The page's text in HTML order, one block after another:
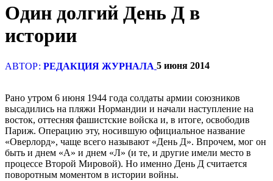
Один долгий День Д в
истории
АВТОР: РЕДАКЦИЯ ЖУРНАЛА 5 июня 2014
Рано утром 6 июня 1944 года солдаты армии союзников
высадились на пляжи Нормандии и начали наступление на
восток, оттесняя фашистские войска и, в итоге, освободив
Париж. Операцию эту, носившую официальное название
«Оверлорд», чаще всего называют «День Д». Впрочем, мог он
быть и днем «A» и днем «Л» (и те, и другие имели место в
процессе Второй Мировой). Но именно День Д считается
поворотным моментом в истории войны.